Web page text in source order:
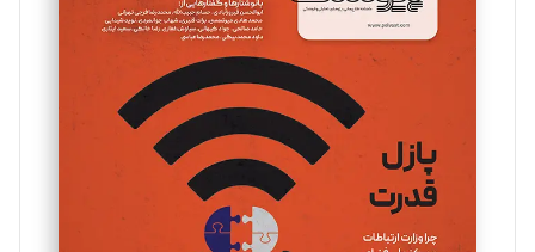
مینا پاکدل
یسنا امان‌پور
تحریریه